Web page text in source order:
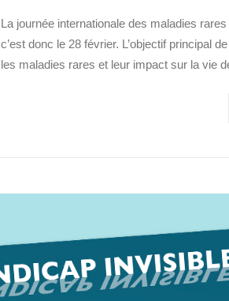
La journée internationale des maladies
c’est donc le 28 février. L’objectif principal
les maladies rares et leur impact sur la vie